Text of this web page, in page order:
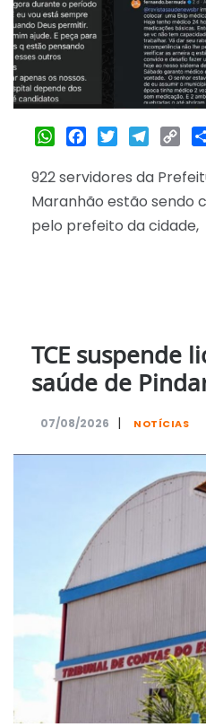
WhatsAppFacebook
Twitter Telegram
Copy
922 servidores da
Maranhão estão sendo
pelo prefeito da cidade,
TCE suspende
saúde de
07/08/2026 | NOTÍCIAS